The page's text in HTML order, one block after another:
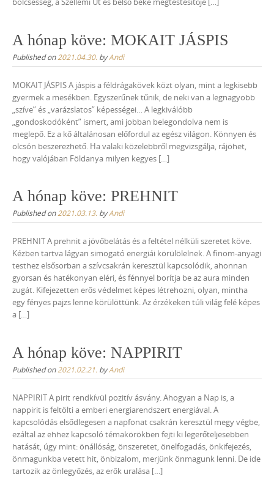
A hónap köve: MOKAIT JÁSPIS
Published on2021.04.30. byAndi
MOKAIT JÁSPIS A jáspis a féldrágakövek közt olyan, mint a legkisebb
gyermek a mesékben. Egyszerűnek tűnik, de neki van a legnagyobb
„szíve” és „varázslatos” képességei… A legkiválóbb
„gondoskodóként” ismert, ami jobban belegondolva nem is
meglepő. Ez a kő általánosan előfordul az egész világon. Könnyen és
olcsón beszerezhető. Ha valaki közelebbről megvizsgálja, rájöhet,
hogy valójában Földanya milyen kegyes […]
A hónap köve: PREHNIT
Published on2021.03.13. byAndi
PREHNIT A prehnit a jövőbelátás és a feltétel nélküli szeretet köve.
Kézben tartva lágyan simogató energiái körülölelnek. A finom-anyagi
testhez elsősorban a szívcsakrán keresztül kapcsolódik, ahonnan
gyorsan és hatékonyan eléri, és fénnyel borítja be az aura minden
zugát. Kifejezetten erős védelmet képes létrehozni, olyan, mintha
egy fényes pajzs lenne körülöttünk. Az érzékeken túli világ felé képes
a […]
A hónap köve: NAPPIRIT
Published on2021.02.21. byAndi
NAPPIRIT A pirit rendkívül pozitív ásvány. Ahogyan a Nap is, a
nappirit is feltölti a emberi energiarendszert energiával. A
kapcsolódás elsődlegesen a napfonat csakrán keresztül megy végbe,
ezáltal az ehhez kapcsoló témakörökben fejti ki legerőteljesebben
hatását, úgy mint: önállóság, önszeretet, önelfogadás, önkifejezés,
önmagunkba vetett hit, önbizalom, merjünk önmagunk lenni. De ide
tartozik az önlegyőzés, az erők uralása […]